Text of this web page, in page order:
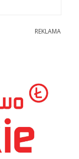
REKLAMA